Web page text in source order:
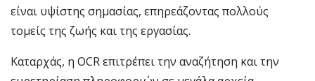
είναι υψίστης σημασίας, επηρεάζοντας πολλούς
τομείς της ζωής και της εργασίας.
Καταρχάς, η OCR επιτρέπει την αναζήτηση και την